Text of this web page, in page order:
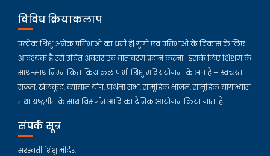
विविध क्रियाकलाप
प्रत्येक शिशु अनेक प्रतिभाओं का धनी है| गुणों एवं प्रतिभाओं के विकास के लिए
आवश्यक है उसे उचित अवसर एवं वातावरण प्रदान करना | इसके लिए शिक्षण के
साथ-साथ निम्नांकित क्रियाकलाप भी शिशु मंदिर योजना के अंग है – स्वच्छता
सज्जा, खेलकूद, व्यायाम योग, प्रार्थना सभा, सामूहिक भोजन, सामूहिक योगाभ्यास
तथा राष्ट्रगीत के साथ विसर्जन आदि का दैनिक आयोजन किया जाता है|
संपर्क सूत्र
सरस्वती शिशु मंदिर,